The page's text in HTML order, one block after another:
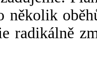
několik
radikálně